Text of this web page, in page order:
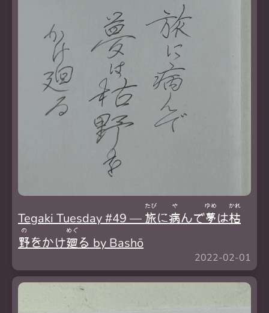
Tegaki Tuesday #49 — 旅
たび
に病
や
んで夢
ゆめ
は枯
かれ
野
の
をかけ廻
めぐ
る by Bashō
2022-02-01